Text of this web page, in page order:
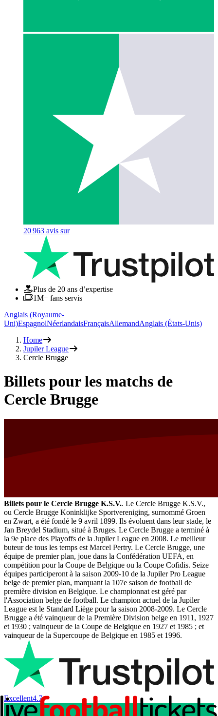
20 963 avis sur
Plus de 20 ans d’expertise
1M+ fans servis
Anglais (Royaume-
Uni)EspagnolNéerlandaisFrançaisAllemandAnglais (États-Unis)
Home
Jupiler League
Cercle Brugge
Billets pour les matchs de
Cercle Brugge
Billets pour le Cercle Brugge K.S.V.. Le Cercle Brugge K.S.V.,
ou Cercle Brugge Koninklijke Sportvereniging, surnommé Groen
en Zwart, a été fondé le 9 avril 1899. Ils évoluent dans leur stade, le
Jan Breydel Stadium, situé à Bruges. Le Cercle Brugge a terminé à
la 9e place des Playoffs de la Jupiler League en 2008. Le meilleur
buteur de tous les temps est Marcel Pertry. Le Cercle Brugge, une
équipe de premier plan, joue dans la Confédération UEFA, en
compétition pour la Coupe de Belgique ou la Coupe Cofidis. Seize
équipes participeront à la saison 2009-10 de la Jupiler Pro League
belge de premier plan, marquant la 107e saison de football de
première division en Belgique. Le championnat est géré par
l'Association belge de football. Le champion actuel de la Jupiler
League est le Standard Liège pour la saison 2008-2009. Le Cercle
Brugge a été vainqueur de la Première Division belge en 1911, 1927
et 1930 ; vainqueur de la Coupe de Belgique en 1927 et 1985 ; et
vainqueur de la Supercoupe de Belgique en 1985 et 1996.
Excellent4.7